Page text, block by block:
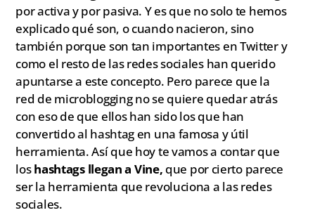
por activa y por pasiva. Y es que no solo te hemos
explicado qué son, o cuando nacieron, sino
también porque son tan importantes en Twitter y
como el resto de las redes sociales han querido
apuntarse a este concepto. Pero parece que la
red de microblogging no se quiere quedar atrás
con eso de que ellos han sido los que han
convertido al hashtag en una famosa y útil
herramienta. Así que hoy te vamos a contar que
loshashtags llegan a Vine, que por cierto parece
ser la herramienta que revoluciona a las redes
sociales.